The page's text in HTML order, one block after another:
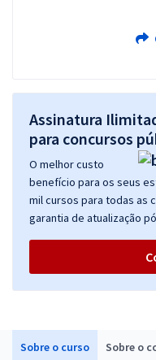
Sobre o curso Sobre o
Assinatura
para concursos
O melhor custo
benefício para os seus
mil cursos para todas as
garantia de atualização